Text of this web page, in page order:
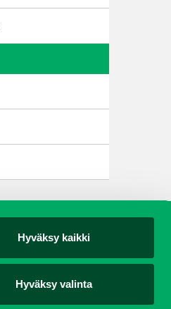
Hyväksy kaikki
Hyväksy valinta